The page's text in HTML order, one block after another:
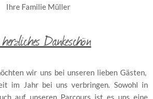
Ihre Familie Müller
Dankeschön
wir uns bei unseren lieben Gästen,
im Jahr bei uns verbringen. Sowohl in
auf unseren Parcours ist es uns eine